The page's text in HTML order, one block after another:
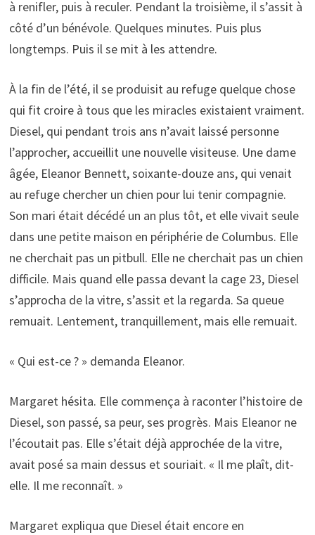
à renifler, puis à reculer. Pendant la troisième, il s’assit à
côté d’un bénévole. Quelques minutes. Puis plus
longtemps. Puis il se mit à les attendre.
À la fin de l’été, il se produisit au refuge quelque chose
qui fit croire à tous que les miracles existaient vraiment.
Diesel, qui pendant trois ans n’avait laissé personne
l’approcher, accueillit une nouvelle visiteuse. Une dame
âgée, Eleanor Bennett, soixante-douze ans, qui venait
au refuge chercher un chien pour lui tenir compagnie.
Son mari était décédé un an plus tôt, et elle vivait seule
dans une petite maison en périphérie de Columbus. Elle
ne cherchait pas un pitbull. Elle ne cherchait pas un chien
difficile. Mais quand elle passa devant la cage 23, Diesel
s’approcha de la vitre, s’assit et la regarda. Sa queue
remuait. Lentement, tranquillement, mais elle remuait.
« Qui est-ce ? » demanda Eleanor.
Margaret hésita. Elle commença à raconter l’histoire de
Diesel, son passé, sa peur, ses progrès. Mais Eleanor ne
l’écoutait pas. Elle s’était déjà approchée de la vitre,
avait posé sa main dessus et souriait. « Il me plaît, dit-
elle. Il me reconnaît. »
Margaret expliqua que Diesel était encore en